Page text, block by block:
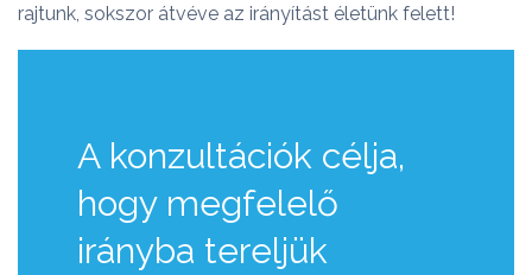
rajtunk, sokszor átvéve az irányítást életünk felett!
A konzultációk célja,
hogy megfelelő
irányba tereljük